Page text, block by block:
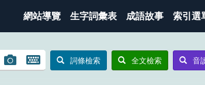
網站導覽 生字詞彙表 成語故事 索引選
圖
開
詞條檢索 全文檢索 音